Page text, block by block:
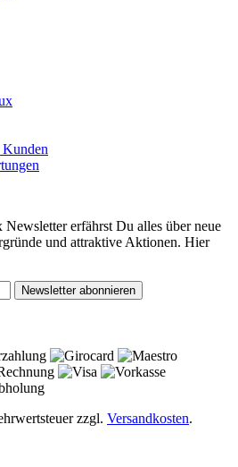
erfährst Du alles über neue
und attraktive Aktionen. Hier
Newsletter abonnieren
zzgl. Versandkosten.